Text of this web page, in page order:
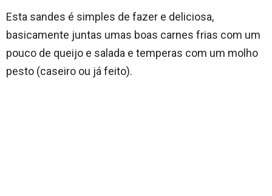
Esta sandes é simples de fazer e deliciosa,
basicamente juntas umas boas carnes frias com um
pouco de queijo e salada e temperas com um molho
pesto (caseiro ou já feito).